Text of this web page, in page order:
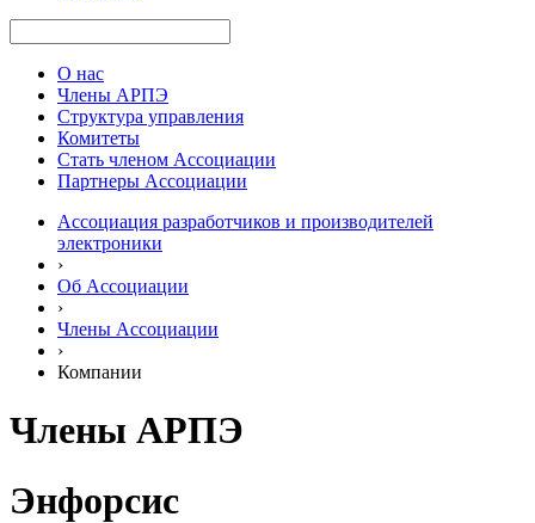
О нас
Члены АРПЭ
Структура управления
Комитеты
Стать членом Ассоциации
Партнеры Ассоциации
Ассоциация разработчиков и производителей
электроники
›
Об Ассоциации
›
Члены Ассоциации
›
Компании
Члены АРПЭ
Энфорсис